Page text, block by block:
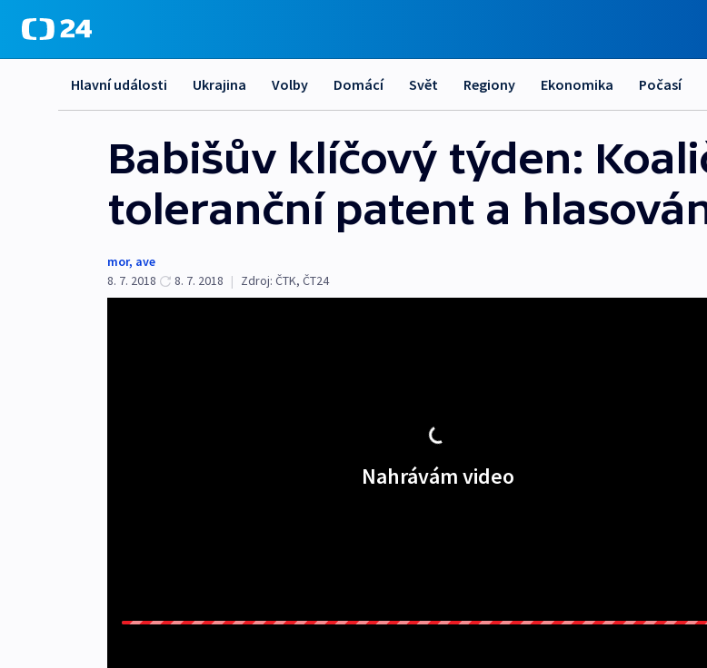
Hlavní události Ukrajina Volby Domácí Svět Regiony Ekonomika Počasí
Babišův klíčový týden:
toleranční patent a
mor, ave
8. 7. 2018
8. 7. 2018 | Zdroj: ČTK, ČT24
Nahrávám video